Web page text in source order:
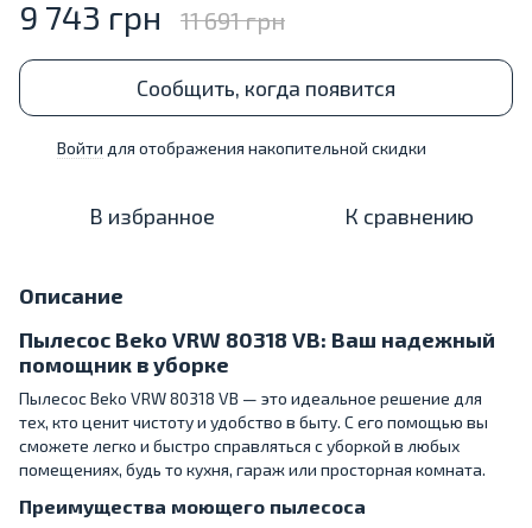
9 743 грн 11 691 грн
Сообщить, когда появится
Войти для отображения накопительной скидки
В избранное К сравнению
Описание
Пылесос Beko VRW 80318 VB: Ваш надежный
помощник в уборке
Пылесос Beko VRW 80318 VB — это идеальное решение для
тех, кто ценит чистоту и удобство в быту. С его помощью вы
сможете легко и быстро справляться с уборкой в любых
помещениях, будь то кухня, гараж или просторная комната.
Преимущества моющего пылесоса